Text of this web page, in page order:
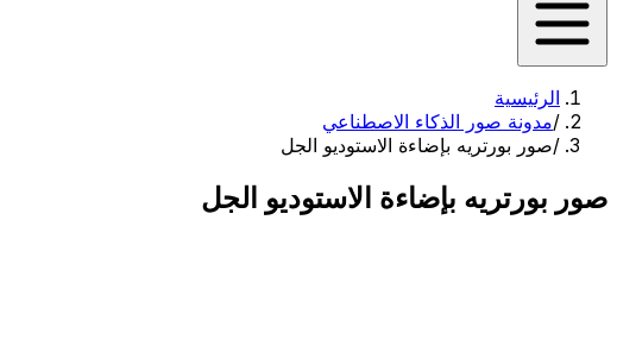
الرئيسية
/مدونة صور الذكاء الاصطناعي
/صور بورتريه بإضاءة الاستوديو الجل
صور بورتريه بإضاءة الاستوديو الجل